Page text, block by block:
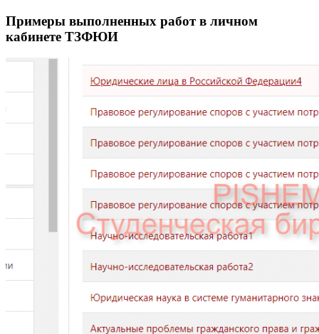
Примеры выполненных работ в личном
кабинете ТЗФЮИ